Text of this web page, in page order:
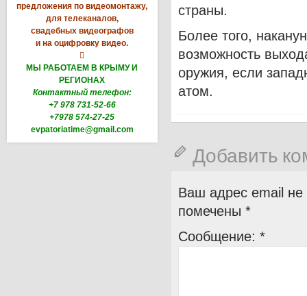
предложения по видеомонтажу,
для телеканалов,
свадебных видеографов
и на оцифровку видео.

МЫ РАБОТАЕМ В КРЫМУ И
РЕГИОНАХ
Контактный телефон:
+7 978 731-52-66
+7978 574-27-25
evpatoriatime@gmail.com
страны.
Более того,
возможность
оружия, если
атом.
Добавить
Ваш адрес email не
помечены *
Сообщение: *